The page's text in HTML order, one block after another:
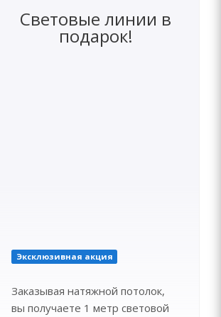
Световые линии в
подарок!
Эксклюзивная акция
Заказывая натяжной потолок,
вы получаете 1 метр световой